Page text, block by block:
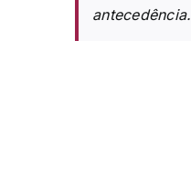
antecedência.